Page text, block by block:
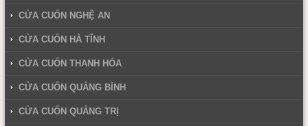
CỬA CUỐN NGHỆ AN
CỬA CUỐN HÀ TĨNH
CỬA CUỐN THANH HÓA
CỬA CUỐN QUẢNG BÌNH
CỬA CUỐN QUẢNG TRỊ